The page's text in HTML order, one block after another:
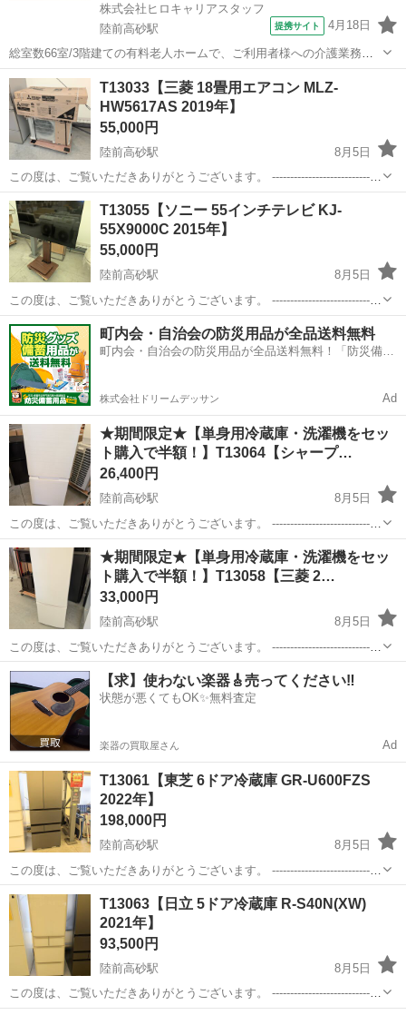
株式会社ヒロキャリアスタッフ
陸前高砂駅
提携サイト 4月18日
総室数66室/3階建ての有料老人ホームで、ご利用者様への介護業務全
般を対応頂きます。 ・生活介助 ・身体介助 ・入浴介助 ・食事の準備
・配膳、下膳 ・清掃 等 【変更範囲：変更なし】 ◆お仕事詳細 希望
休、勤務シフト、...
宮城 陸前高砂駅 介護
T13033【三菱 18畳用エアコン MLZ-
HW5617AS 2019年】
55,000円
陸前高砂駅
8月5日
この度は、ご覧いただきありがとうございます。 ------------------------------
----------------------------- 【商品詳細】 商品名：三菱 18畳用...
宮城 仙台市 陸前高砂駅 季節、空調家電
T13055【ソニー 55インチテレビ KJ-
55X9000C 2015年】
55,000円
陸前高砂駅
8月5日
この度は、ご覧いただきありがとうございます。 ------------------------------
----------------------------- 【商品詳細】 商品名：ソニー 55イ...
宮城 仙台市 陸前高砂駅 テレビ 55インチ
町内会・自治会の防災用品が全品送料無料
町内会・自治会の防災用品が全品送料無料！「防災備蓄
株式会社ドリームデッサン Ad
★期間限定★【単身用冷蔵庫・洗濯機をセッ
ト購入で半額！】T13064【シャープ…
26,400円
陸前高砂駅
8月5日
この度は、ご覧いただきありがとうございます。 ------------------------------
----------------------------- ★期間限定★【単身用冷蔵庫・洗濯機をセット...
宮城 仙台市 陸前高砂駅 キッチン家電 半額
★期間限定★【単身用冷蔵庫・洗濯機をセッ
ト購入で半額！】T13058【三菱 2…
33,000円
陸前高砂駅
8月5日
この度は、ご覧いただきありがとうございます。 ------------------------------
----------------------------- ★期間限定★【単身用冷蔵庫・洗濯機をセット...
宮城 仙台市 陸前高砂駅 キッチン家電
【求】使わない楽器🎸売ってください‼️
状態が悪くてもOK✨無料査定
楽器の買取屋さん Ad
T13061【東芝 6ドア冷蔵庫 GR-U600FZS
2022年】
198,000円
陸前高砂駅
8月5日
この度は、ご覧いただきありがとうございます。 ------------------------------
----------------------------- 【商品詳細】 商品名：東芝 6ドア冷...
宮城 仙台市 陸前高砂駅 キッチン家電
T13063【日立 5ドア冷蔵庫 R-S40N(XW)
2021年】
93,500円
陸前高砂駅
8月5日
この度は、ご覧いただきありがとうございます。 ------------------------------
----------------------------- 【商品詳細】 商品名：日立 5ドア冷...